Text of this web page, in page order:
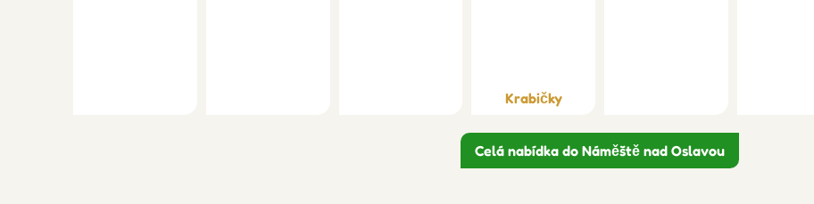
Krabičky
Celá nabídka do Náměště nad Oslavou